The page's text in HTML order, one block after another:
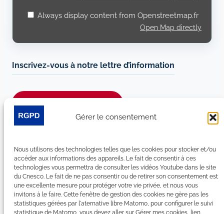
Gérer le consentement
Nous utilisons des technologies telles que les cookies pour stocker et/ou
accéder aux informations des appareils. Le fait de consentir à ces
technologies vous permettra de consulter les vidéos Youtube dans le site
du Cnesco. Le fait de ne pas consentir ou de retirer son consentement est
une excellente mesure pour protéger votre vie privée, et nous vous
invitons à le faire. Cette fenêtre de gestion des cookies ne gère pas les
statistiques gérées par l'aternative libre Matomo, pour configurer le suivi
statistique de Matomo, vous devez aller sur Gérer mes cookies, lien
Always display content from Openstreetmap.fr
Open Map directly
Inscrivez-vous à notre lettre d’information
LinkedIn
YouTube
Facebook
Bluesky
Plan du site